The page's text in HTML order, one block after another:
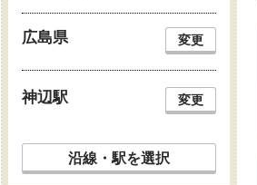
広島県 変更
神辺駅 変更
沿線・駅を選択